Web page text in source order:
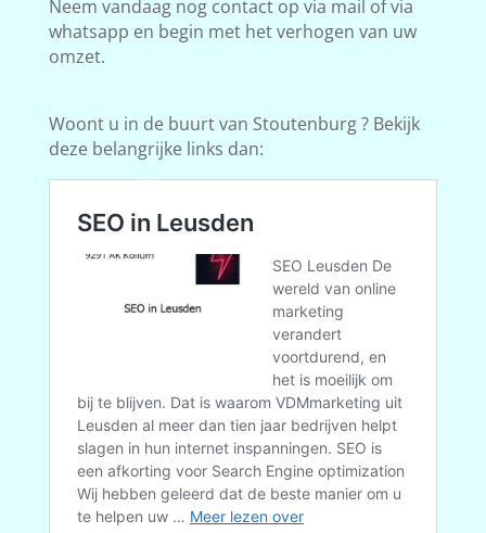
Neem vandaag nog contact op via mail of via
whatsapp en begin met het verhogen van uw
omzet.
Woont u in de buurt van Stoutenburg ? Bekijk
deze belangrijke links dan: